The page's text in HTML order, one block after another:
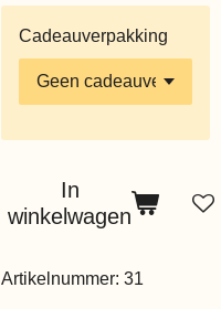
Cadeauverpakking
In
winkelwagen
Artikelnummer: 31